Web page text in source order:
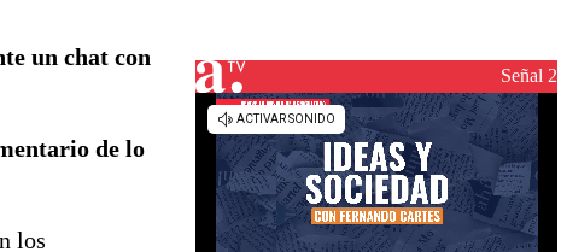
un chat con
de lo
los
reconstrucciónSeñal 2